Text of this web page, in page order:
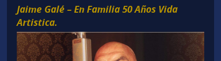
Jaime Galé – En Familia 50 Años Vida
Artistica.